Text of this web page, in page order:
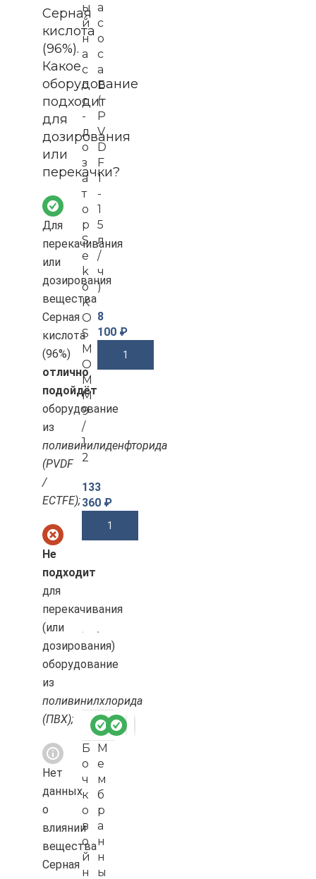
Серная
кислота
(96%).
Какое
оборудование
подходит
для
дозирования
или
перекачки?
Для
перекачивания
или
дозирования
вещества
Серная
кислота
(96%)
отлично
подойдёт
оборудование
из
поливинилиденфторида
(PVDF
/
ECTFE);
Не
подходит
для
перекачивания
(или
дозирования)
оборудование
из
поливинилхлорида
(ПВХ);
Нет
данных
о
влиянии
вещества
Серная
ы
й
н
а
с
о
с
-
д
о
з
а
т
о
р
S
e
k
o
K
O
S
M
O
M
M
9
/
1
2
133
360 ₽
В Корзину
а
с
о
с
а
E
(
P
V
D
F
1
-
1
5
л
/
ч
)
8
100 ₽
В Корзину
Б
о
ч
к
о
в
о
й
н
М
е
м
б
р
а
н
н
ы